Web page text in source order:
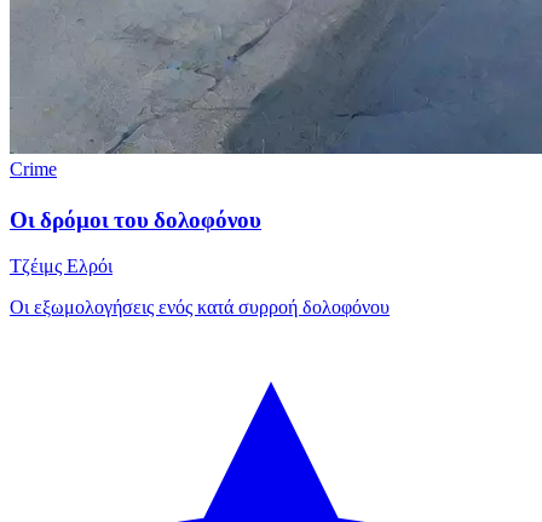
Crime
Οι δρόμοι του δολοφόνου
Τζέιμς Ελρόι
Οι εξωμολογήσεις ενός κατά συρροή δολοφόνου